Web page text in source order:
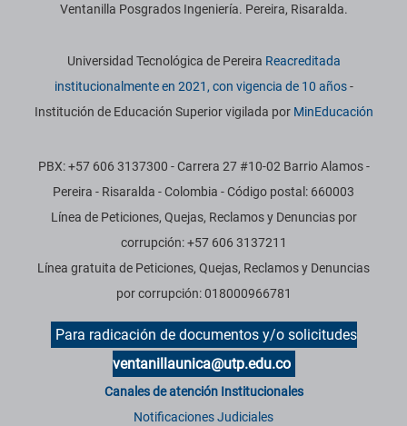
Ventanilla Posgrados Ingeniería. Pereira, Risaralda.
Información institucional
Universidad Tecnológica de Pereira Reacreditada
institucionalmente en 2021, con vigencia de 10 años-
Institución de Educación Superior vigilada por MinEducación
PBX: +57 606 3137300 - Carrera 27 #10-02 Barrio Alamos -
Pereira - Risaralda - Colombia - Código postal: 660003
Línea de Peticiones, Quejas, Reclamos y Denuncias por
corrupción: +57 606 3137211
Línea gratuita de Peticiones, Quejas, Reclamos y Denuncias
por corrupción: 018000966781
Para radicación de documentos y/o solicitudes
ventanillaunica@utp.edu.co
Canales de atención Institucionales
Notificaciones Judiciales